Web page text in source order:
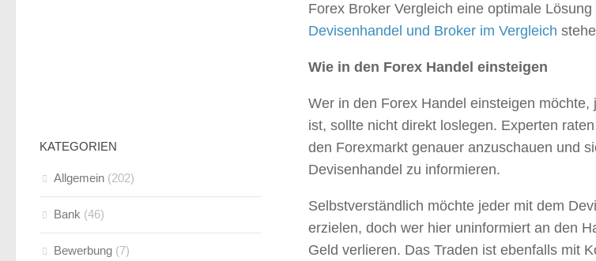
Forex Broker Vergleich eine optimale
Devisenhandel und Broker im Vergleich
Wie in den Forex Handel einsteigen
Wer in den Forex Handel einsteigen
ist, sollte nicht direkt loslegen. Experten
den Forexmarkt genauer anzuschauen und
Devisenhandel zu informieren.
Selbstverständlich möchte jeder mit dem
erzielen, doch wer hier uninformiert an den
Geld verlieren. Das Traden ist ebenfalls mit
KATEGORIEN
Allgemein (202)
Bank (46)
Bewerbung (7)